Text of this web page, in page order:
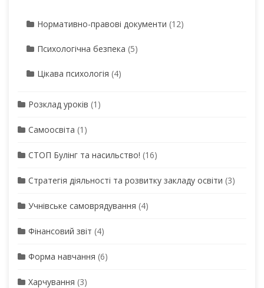
Нормативно-правові документи (12)
Психологічна безпека (5)
Цікава психологія (4)
Розклад уроків (1)
Самоосвіта (1)
СТОП Булінг та насильство! (16)
Стратегія діяльності та розвитку закладу освіти (3)
Учнівське самоврядування (4)
Фінансовий звіт (4)
Форма навчання (6)
Харчування (3)